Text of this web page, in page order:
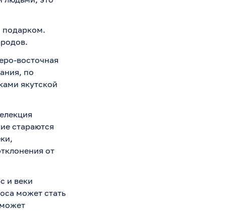
подарком.
восточная
по
якутской
стараются
от
и веки
может стать